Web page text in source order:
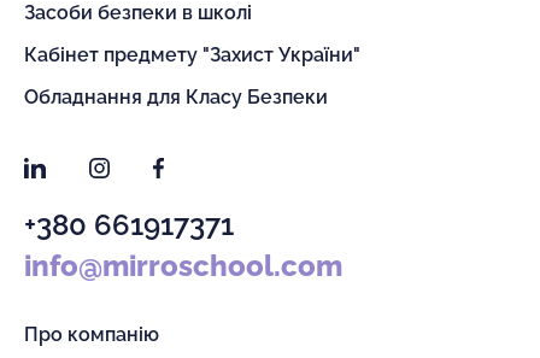
Засоби безпеки в школі
Кабінет предмету "Захист України"
Обладнання для Класу Безпеки
LinkedInInstagramFacebook
+380 661917371
info@mirroschool.com
Про компанію